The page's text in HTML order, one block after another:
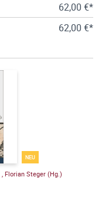
62,00 €*
62,00 €*
NEU
, Florian Steger (Hg.)